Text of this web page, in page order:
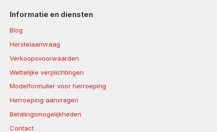
Informatie en diensten
Blog
Herstelaanvraag
Verkoopsvoorwaarden
Wettelijke verplichtingen
Modelformulier voor herroeping
Herroeping aanvragen
Betalingsmogelijkheden
Contact